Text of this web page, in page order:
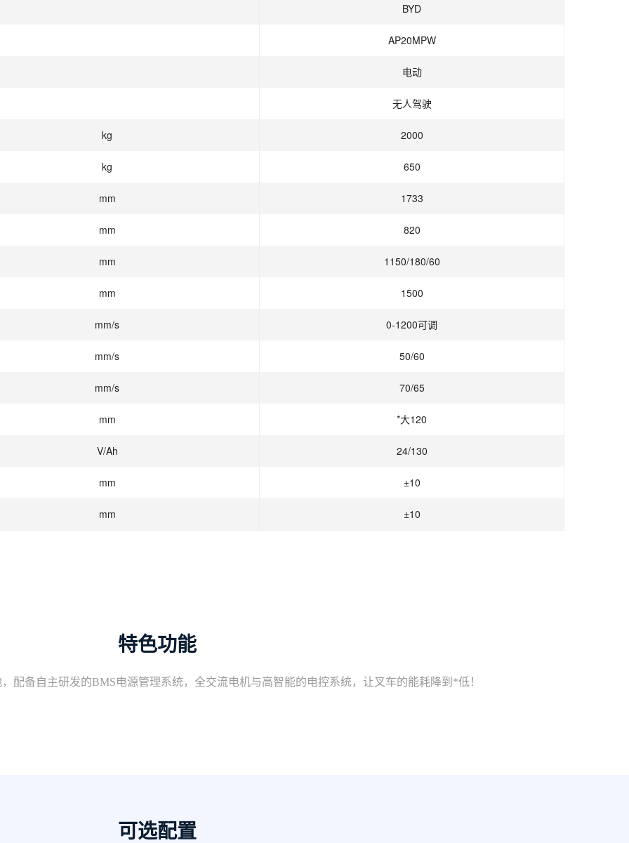
BYD
AP20MPW
电动
无人驾驶
kg 2000
kg 650
mm 1733
mm 820
mm 1150/180/60
mm 1500
mm/s 0-1200可调
mm/s 50/60
mm/s 70/65
mm *大120
V/Ah 24/130
mm ±10
mm ±10
特色功能
配备自主研发的BMS电源管理系统，全交流电机与高智能的电控系统，让叉车的能耗降到*低！
可选配置